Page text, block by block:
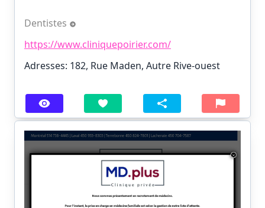
Dentistes
https://www.cliniquepoirier.com/
Adresses: 182, Rue Maden, Autre Rive-ouest